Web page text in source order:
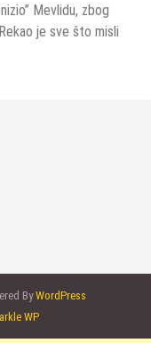
Mevlidu, zbog
je sve što misli
ByWordPress
WP